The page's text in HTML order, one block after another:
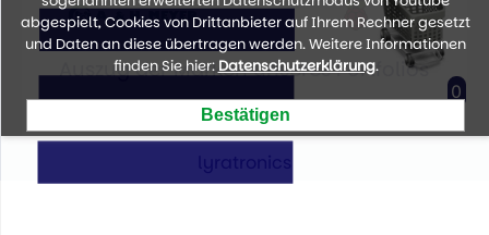
Auszug der Marken unseres Portfolios
abgespielt, Cookies von Drittanbieter auf Ihrem Rechner gesetzt
und Daten an diese übertragen werden. Weitere Informationen
finden Sie hier: Datenschutzerklärung.
0